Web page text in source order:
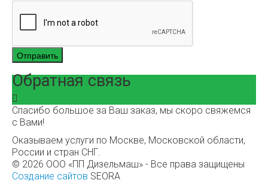
Отправить
Обратная связь
Спасибо большое за Ваш заказ, мы скоро свяжемся
с Вами!
Оказываем услуги по Москве, Московской области,
России и стран СНГ.
© 2026 ООО «ПП Дизельмаш» - Все права защищены
Создание сайтов SEORA